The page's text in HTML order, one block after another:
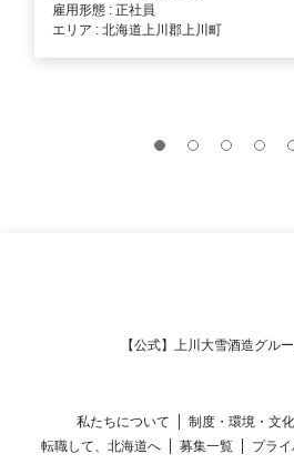
雇用形態 : 正社員
エリア : 北海道上川郡上川町
【公式】上川大雪酒造グル
私たちについて 制度・環境・文化
転職して、北海道へ
募集一覧 プラ